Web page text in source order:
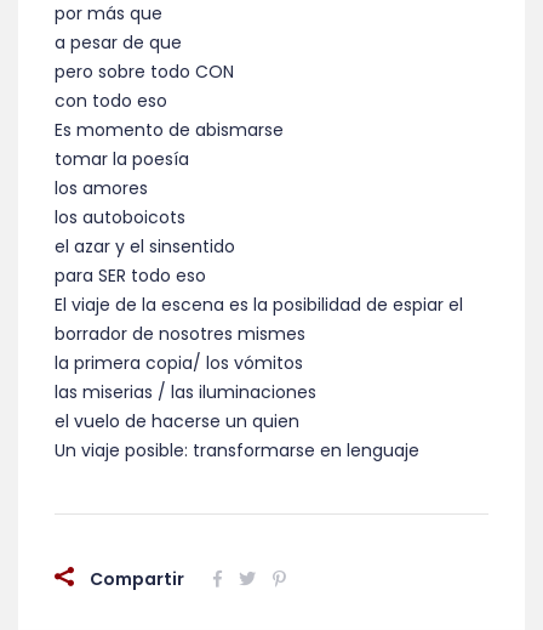
por más que
a pesar de que
pero sobre todo CON
con todo eso
Es momento de abismarse
tomar la poesía
los amores
los autoboicots
el azar y el sinsentido
para SER todo eso
El viaje de la escena es la posibilidad de espiar el
borrador de nosotres mismes
la primera copia/ los vómitos
las miserias / las iluminaciones
el vuelo de hacerse un quien
Un viaje posible: transformarse en lenguaje
Compartir